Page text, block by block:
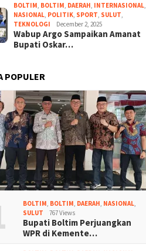
BOLTIM, BOLTIM, DAERAH, INTERNASIONAL,
NASIONAL, POLITIK, SPORT, SULUT,
TEKNOLOGI
December 2, 2025
Wabup Argo Sampaikan Amanat
Bupati Oskar…
POPULER
BOLTIM BOLTIM DAERAH NASIONAL
SULUT
767 Views
Bupati Boltim Perjuangkan
WPR di Kemente…